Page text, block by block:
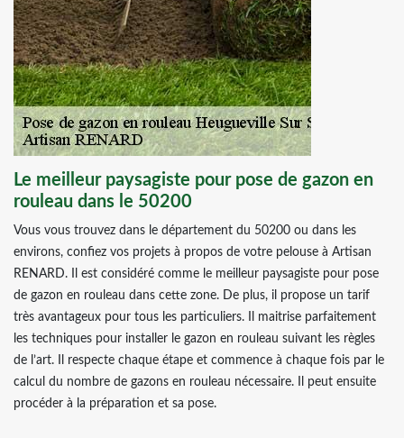
Le meilleur paysagiste pour pose de gazon en
rouleau dans le 50200
Vous vous trouvez dans le département du 50200 ou dans les
environs, confiez vos projets à propos de votre pelouse à Artisan
RENARD. Il est considéré comme le meilleur paysagiste pour pose
de gazon en rouleau dans cette zone. De plus, il propose un tarif
très avantageux pour tous les particuliers. Il maitrise parfaitement
les techniques pour installer le gazon en rouleau suivant les règles
de l’art. Il respecte chaque étape et commence à chaque fois par le
calcul du nombre de gazons en rouleau nécessaire. Il peut ensuite
procéder à la préparation et sa pose.